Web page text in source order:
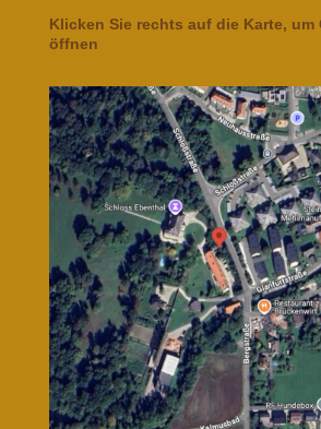
Klicken Sie rechts auf die Karte, um
öffnen